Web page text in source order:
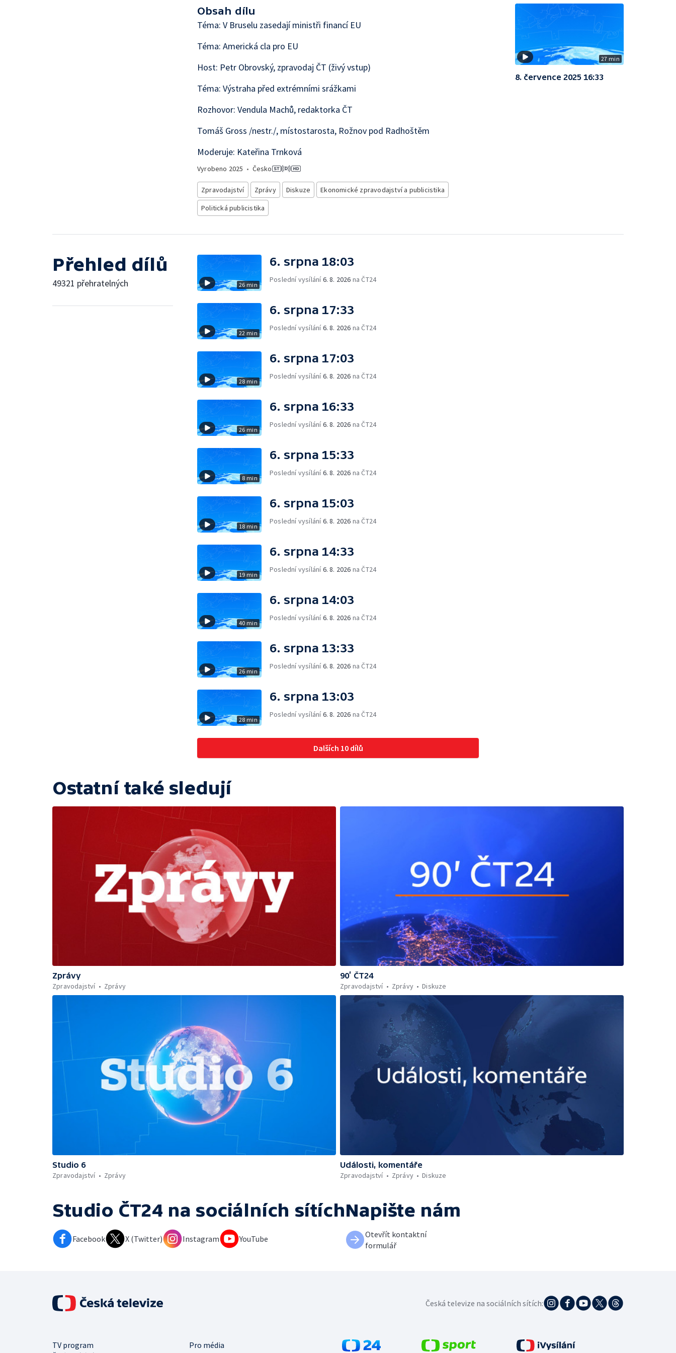
Obsah dílu
Téma: V Bruselu zasedají ministři financí EU
Téma: Americká cla pro EU
Host: Petr Obrovský, zpravodaj ČT (živý vstup)
Téma: Výstraha před extrémními srážkami
Rozhovor: Vendula Machů, redaktorka ČT
Tomáš Gross /nestr./, místostarosta, Rožnov pod Radhoštěm
Moderuje: Kateřina Trnková
Vyrobeno 2025 • Česko
Zpravodajství Zprávy Diskuze
Ekonomické zpravodajství a publicistika
Politická publicistika
27 min
8. července 2025 16:33
Přehled dílů
49321 přehratelných 26 min
6. srpna 18:03
Poslední vysílání6. 8. 2026 na ČT24
22 min
6. srpna 17:33
Poslední vysílání6. 8. 2026 na ČT24
28 min
6. srpna 17:03
Poslední vysílání6. 8. 2026 na ČT24
26 min
6. srpna 16:33
Poslední vysílání6. 8. 2026 na ČT24
8 min
6. srpna 15:33
Poslední vysílání6. 8. 2026 na ČT24
18 min
6. srpna 15:03
Poslední vysílání6. 8. 2026 na ČT24
19 min
6. srpna 14:33
Poslední vysílání6. 8. 2026 na ČT24
40 min
6. srpna 14:03
Poslední vysílání6. 8. 2026 na ČT24
26 min
6. srpna 13:33
Poslední vysílání6. 8. 2026 na ČT24
28 min
6. srpna 13:03
Poslední vysílání6. 8. 2026 na ČT24
Dalších 10 dílů
Ostatní také sledují
Zprávy
Zpravodajství
Zprávy
90’ ČT24
Zpravodajství
Zprávy Diskuze
Studio 6
Zpravodajství
Zprávy
Události, komentáře
Zpravodajství
Zprávy Diskuze
Studio ČT24 na sociálních sítích
Facebook X (Twitter) Instagram YouTube
Napište nám
Otevřít kontaktní
formulář
TV program
Pro média
Česká televize na sociálních sítích: